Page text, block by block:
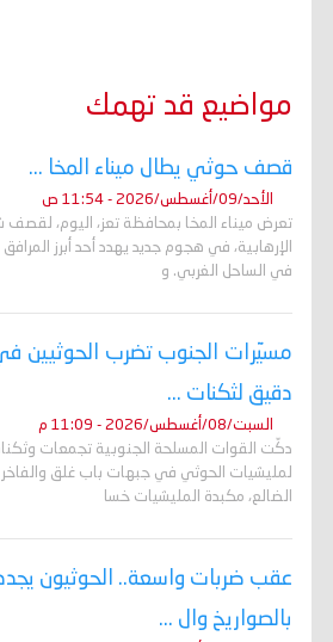
مواضيع قد تهمك
قصف حوثي يطال ميناء المخا ...
الأحد/09/أغسطس/2026 - 11:54 ص
تعرض ميناء المخا بمحافظة تعز، اليوم، لقصف
الإرهابية، في هجوم جديد يهدد أحد أبرز
في الساحل الغربي. و
مسيّرات الجنوب تضرب الحوثيين
دقيق لثكنات ...
السبت/08/أغسطس/2026 - 11:09 م
دكّت القوات المسلحة الجنوبية تجمعات
لمليشيات الحوثي في جبهات باب غلق
الضالع، مكبدة المليشيات خسا
عقب ضربات واسعة.. الحوثيون
بالصواريخ وال ...